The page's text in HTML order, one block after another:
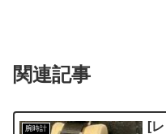
関連記事
腕時計
[